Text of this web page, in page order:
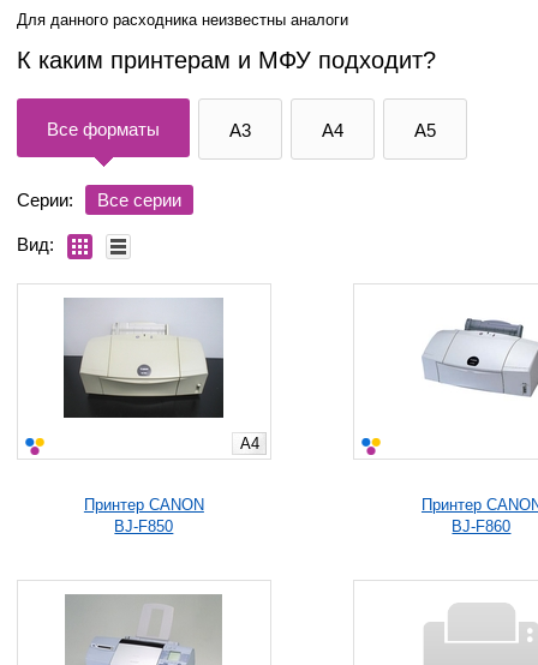
Для данного расходника неизвестны аналоги
К каким принтерам и МФУ подходит?
Все форматы A3 A4 A5
Серии: Все серии
Вид:
A4
Принтер CANON
BJ-F850
Принтер
BJ-F860